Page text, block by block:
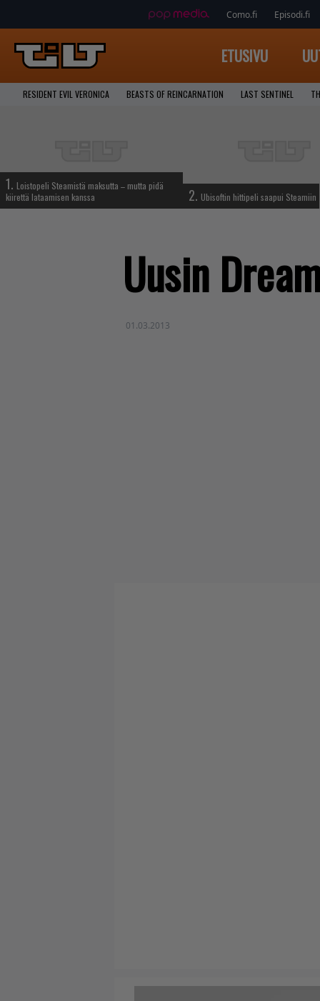
Como.fi Episodi.fi
ETUSIVU
RESIDENT EVIL VERONICA BEASTS OF REINCARNATION LAST SENTINEL
1. Loistopeli Steamistä maksutta – mutta pidä
kiirettä lataamisen kanssa
2. Ubisoftin hittipeli saapui Steamiin
Uusin
01.03.2013